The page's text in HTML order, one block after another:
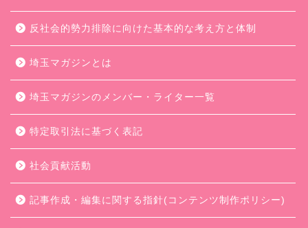
反社会的勢力排除に向けた基本的な考え方と体制
埼玉マガジンとは
埼玉マガジンのメンバー・ライター一覧
特定取引法に基づく表記
社会貢献活動
記事作成・編集に関する指針(コンテンツ制作ポリシー)